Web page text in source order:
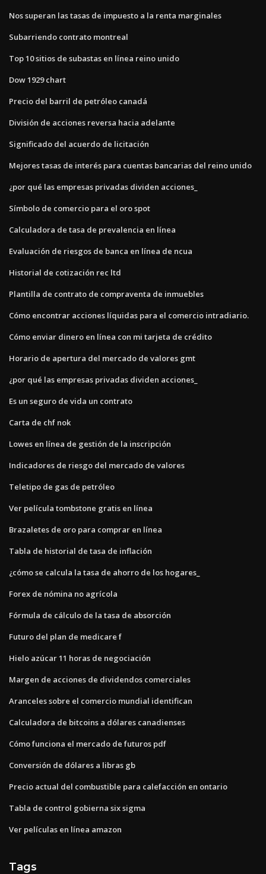
Nos superan las tasas de impuesto a la renta marginales
Subarriendo contrato montreal
Top 10 sitios de subastas en línea reino unido
Dow 1929 chart
Precio del barril de petróleo canadá
División de acciones reversa hacia adelante
Significado del acuerdo de licitación
Mejores tasas de interés para cuentas bancarias del reino unido
¿por qué las empresas privadas dividen acciones_
Símbolo de comercio para el oro spot
Calculadora de tasa de prevalencia en línea
Evaluación de riesgos de banca en línea de ncua
Historial de cotización rec ltd
Plantilla de contrato de compraventa de inmuebles
Cómo encontrar acciones líquidas para el comercio intradiario.
Cómo enviar dinero en línea con mi tarjeta de crédito
Horario de apertura del mercado de valores gmt
¿por qué las empresas privadas dividen acciones_
Es un seguro de vida un contrato
Carta de chf nok
Lowes en línea de gestión de la inscripción
Indicadores de riesgo del mercado de valores
Teletipo de gas de petróleo
Ver película tombstone gratis en línea
Brazaletes de oro para comprar en línea
Tabla de historial de tasa de inflación
¿cómo se calcula la tasa de ahorro de los hogares_
Forex de nómina no agrícola
Fórmula de cálculo de la tasa de absorción
Futuro del plan de medicare f
Hielo azúcar 11 horas de negociación
Margen de acciones de dividendos comerciales
Aranceles sobre el comercio mundial identifican
Calculadora de bitcoins a dólares canadienses
Cómo funciona el mercado de futuros pdf
Conversión de dólares a libras gb
Precio actual del combustible para calefacción en ontario
Tabla de control gobierna six sigma
Ver películas en línea amazon
Tags